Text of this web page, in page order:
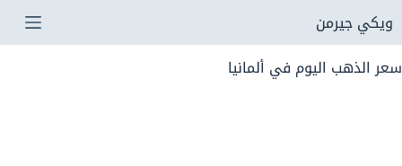
التجاوز
إلى
المحتوى
ويكي جيرمن
سعر الذهب اليوم في ألمانيا